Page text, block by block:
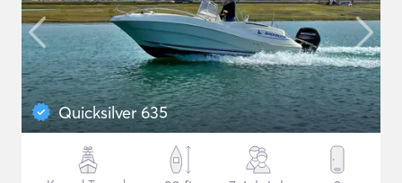
Quicksilver 635